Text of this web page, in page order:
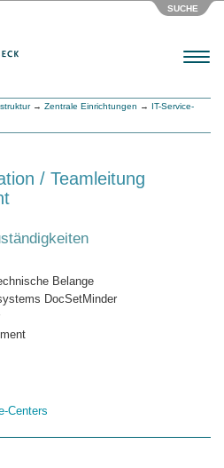
SUCHE
Menu
→ Zentrale Einrichtungen → IT-Service-
/ Teamleitung
Belange
DocSetMinder
Centers